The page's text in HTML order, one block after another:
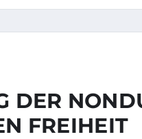
DER
FREIHEIT